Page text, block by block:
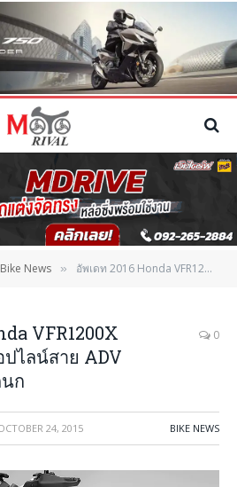
Bike News » อัพเดท 2016 Honda VFR1200X CrossTourer ท๊อปไลน์สาย ADV Touring ค่ายปีกนก
VFR1200X
ไลน์สาย ADV
ก
0
24, 2015 BIKE NEWS